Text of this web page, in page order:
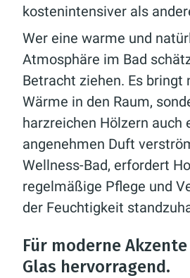
kostenintensiver als
Wer eine warme und
Atmosphäre im Bad
Betracht ziehen. Es bringt
Wärme in den Raum,
harzreichen Hölzern auch
angenehmen Duft
Wellness-Bad, erfordert
regelmäßige Pflege und
der Feuchtigkeit
Für moderne
Glas hervorragend.